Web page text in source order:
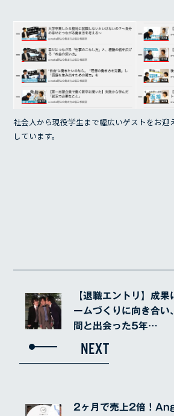
社会人から現役学生まで幅広いゲストをお迎
しています。
【退職エントリ】成
ームづくりに向き合い
間と出会った5年…
NEXT
2ヶ月で売上2倍！